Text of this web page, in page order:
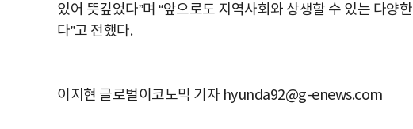
있어 뜻깊었다”며 “앞으로도 지역사회와 상생할 수 있는 다양한
다”고 전했다.
이지현 글로벌이코노믹 기자 hyunda92@g-enews.com